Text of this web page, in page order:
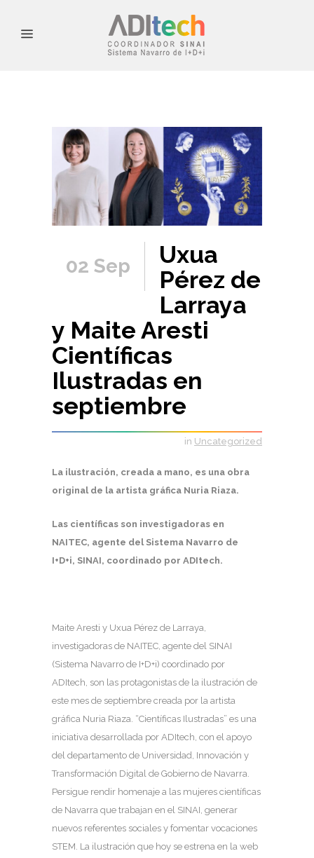
02 Sep
Uxua
Pérez de
Larraya
y Maite Aresti
Científicas
Ilustradas en
septiembre
in Uncategorized
La ilustración, creada a mano, es una obra
original de la artista gráfica Nuria Riaza.
Las científicas son investigadoras en
NAITEC, agente del Sistema Navarro de
I+D+i, SINAI, coordinado por ADItech.
Maite Aresti y Uxua Pérez de Larraya,
investigadoras de NAITEC, agente del SINAI
(Sistema Navarro de I+D+i) coordinado por
ADItech, son las protagonistas de la ilustración de
este mes de septiembre creada por la artista
gráfica Nuria Riaza. “Científicas Ilustradas” es una
iniciativa desarrollada por ADItech, con el apoyo
del departamento de Universidad, Innovación y
Transformación Digital de Gobierno de Navarra.
Persigue rendir homenaje a las mujeres científicas
de Navarra que trabajan en el SINAI, generar
nuevos referentes sociales y fomentar vocaciones
STEM. La ilustración que hoy se estrena en la web